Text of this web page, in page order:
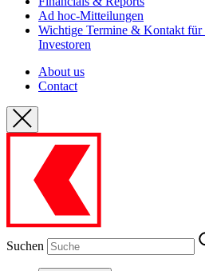
Ad hoc-Mitteilungen
Wichtige Termine & Kontakt für
Investoren
About us
Contact
Suchen